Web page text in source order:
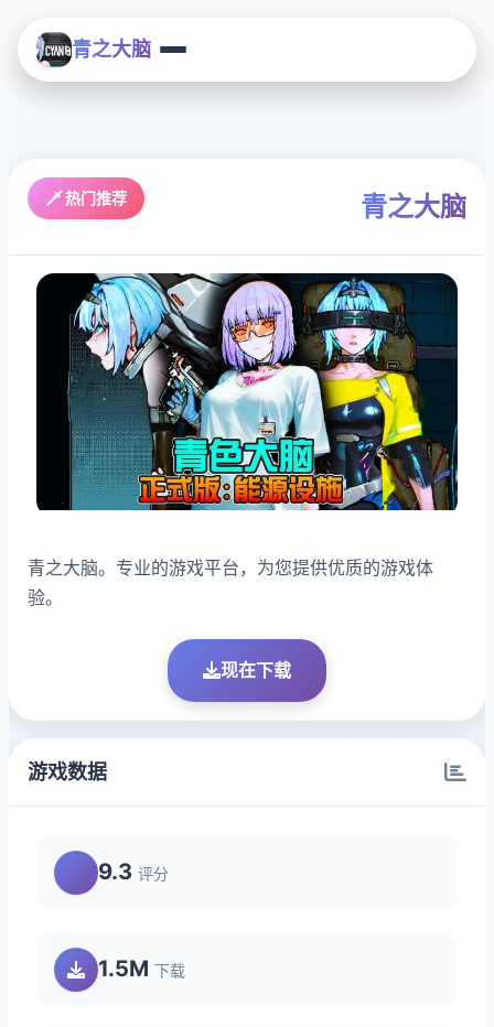
青之大脑
🗡️ 热门推荐 青之大脑
青之大脑。专业的游戏平台，为您提供优质的游戏体
验。
现在下载
游戏数据
9.3 评分
1.5M 下载